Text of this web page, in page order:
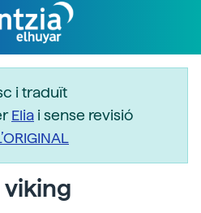
i traduït
Elia i sense revisió
viking